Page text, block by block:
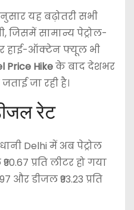
यह बढ़ोतरी सभी
जिसमें सामान्य पेट्रोल-
हाई-ऑक्टेन फ्यूल भी
Price Hikeके बाद देशभर
जा रही है।
रेट
Delhiमें अब पेट्रोल
प्रति लीटर हो गया
और डीजल ₹93.23 प्रति